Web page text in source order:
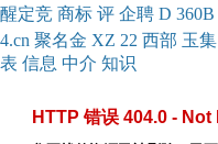
醒定竞 商标 评 企聘 D 360B
4.cn 聚名金 XZ 22 西部 玉集
表 信息 中介 知识